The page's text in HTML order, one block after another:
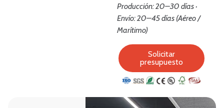
Producción: 20–30 días ·
Envío: 20–45 días (Aéreo /
Marítimo)
Solicitar
presupuesto